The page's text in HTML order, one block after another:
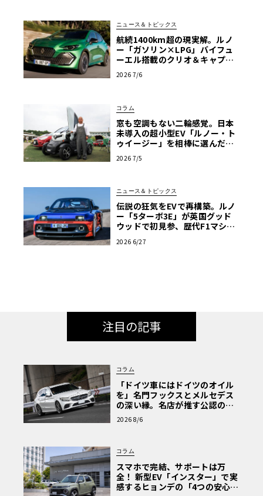
ニュース＆トピックス
航続1400km超の現実解。ルノ
ー「ガソリン×LPG」バイフュ
ーエル搭載のクリオ＆キャプチ
2026 7/6
コラム
窓も空調もない二輪感覚。日本
未導入の超小型EV「ルノー・ト
ゥイージー」を相棒に選んだ理
2026 7/5
ニュース＆トピックス
伝説の狂気をEVで再構築。ルノ
ー「5ターボ3E」が英国グッド
ウッドで初見参、歴代F1マシン
2026 6/27
注目の記事
コラム
「ドイツ車にはドイツのオイル
を」名門フックスとメルセデス
の深い縁。名店が推す公認の安
心と、Cクラスで味わうシルキー
な走り〈PR〉
2026 8/6
コラム
スマホで完結、サポートは万
全！ 新型EV「インスター」で実
感するヒョンデの「4つの安心」